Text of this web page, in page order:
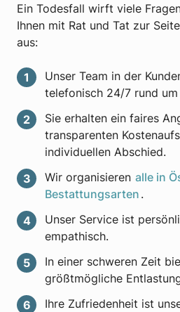
Ein Todesfall wirft viele
Ihnen mit Rat und Tat zur
aus:
Unser Team in der
telefonisch 24/7 rund
Sie erhalten ein faires
transparenten
individuellen Abschied.
Wir organisieren alle in
Bestattungsarten .
Unser Service ist
empathisch.
In einer schweren Zeit
größtmögliche
Ihre Zufriedenheit ist